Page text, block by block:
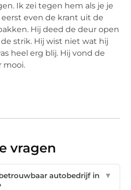
Ik zei tegen hem als je je
even de krant uit de
Hij deed de deur open
strik. Hij wist niet wat hij
heel erg blij. Hij vond de
mooi.
vragen
autobedrijf in
▼